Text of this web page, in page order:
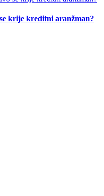
krije kreditni aranžman?